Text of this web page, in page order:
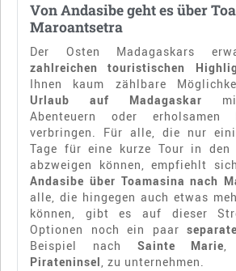
Von Andasibe geht es über
Maroantsetra
Der Osten Madagaskars
zahlreichen touristischen
Ihnen kaum zählbare
Urlaub auf Madagaskar mit
Abenteuern oder erholsamen
verbringen. Für alle, die nur
Tage für eine kurze Tour in den
abzweigen können, empfiehlt
Andasibe über Toamasina nach
alle, die hingegen auch etwas
können, gibt es auf dieser
Optionen noch ein paar
Beispiel nach Sainte Marie,
Pirateninsel, zu unternehmen.